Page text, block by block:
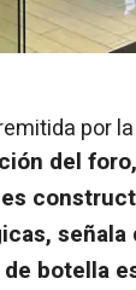
por
del
botella